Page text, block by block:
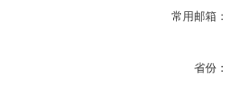
常用邮箱：
省份：